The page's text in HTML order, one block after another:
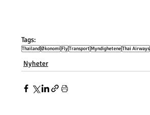
Tags:
ThailandØkonomi FlyTransportMyndigheteneThai Airways
Nyheter